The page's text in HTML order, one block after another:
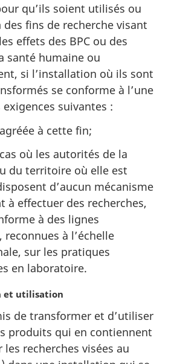
qu’ils soient utilisés ou
fins de recherche visant
effets des BPC ou des
santé humaine ou
si l’installation où ils sont
se conforme à l’une
exigences suivantes :
à cette fin;
où les autorités de la
du territoire où elle est
d’aucun mécanisme
à effectuer des recherches,
à des lignes
reconnues à l’échelle
sur les pratiques
en laboratoire.
et utilisation
de transformer et d’utiliser
produits qui en contiennent
recherches visées au